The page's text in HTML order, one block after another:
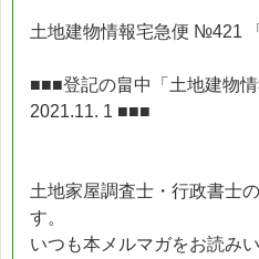
土地建物情報宅急便 №421
■■■登記の畠中「土地建物
2021.11. 1 ■■■
土地家屋調査士・行政書士
す。
いつも本メルマガをお読み